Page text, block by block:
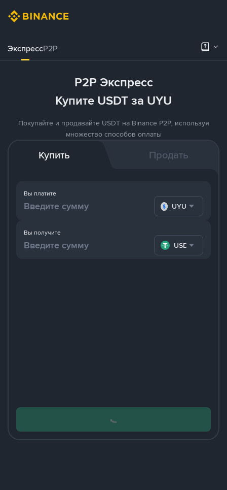
ЭкспрессP2P
P2P Экспресс
Купите USDT за UYU
Покупайте и продавайте USDT на Binance P2P, используя
множество способов оплаты
Купить Продать
Вы платите
UYU
Вы получите
USDT